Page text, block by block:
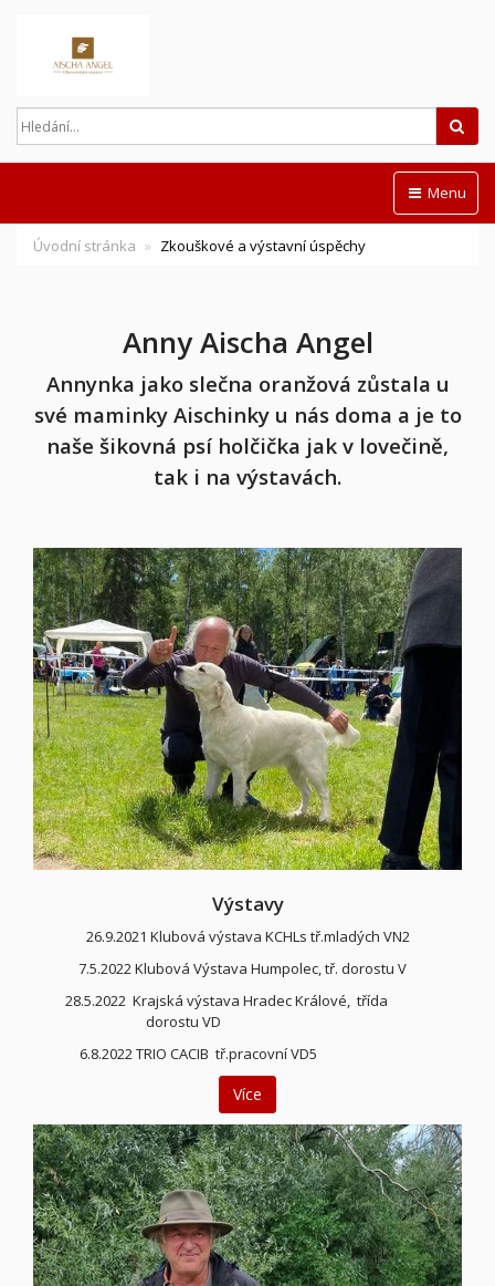
Menu
Úvodní stránka Zkouškové a výstavní úspěchy
Anny Aischa Angel
Annynka jako slečna oranžová zůstala u
své maminky Aischinky u nás doma a je to
naše šikovná psí holčička jak v lovečině,
tak i na výstavách.
Výstavy
26.9.2021 Klubová výstava KCHLs tř.mladých VN2
7.5.2022 Klubová Výstava Humpolec, tř. dorostu V
28.5.2022 Krajská výstava Hradec Králové, třída
dorostu VD
6.8.2022 TRIO CACIB tř.pracovní VD5
Více